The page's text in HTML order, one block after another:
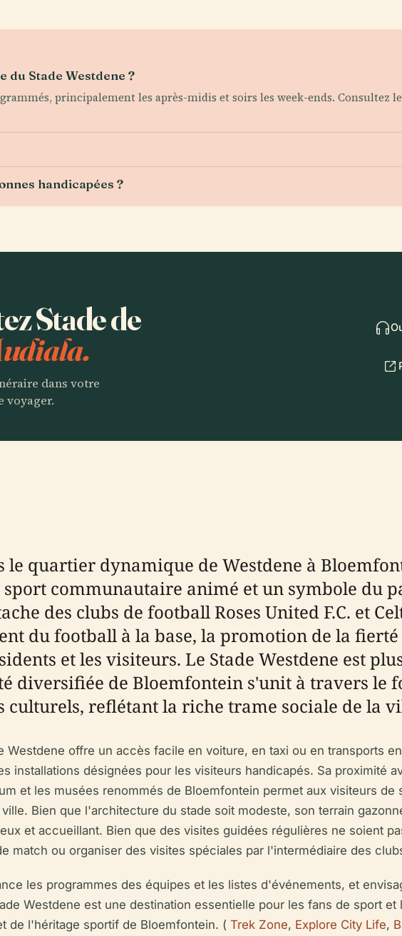
du Stade Westdene ?
principalement les après-midis et soirs les week-ends. Consultez
handicapées ?
Stade de
dans votre
voyager.
le quartier dynamique de Westdene à
sport communautaire animé et un symbole du
des clubs de football Roses United F.C. et
du football à la base, la promotion de la
et les visiteurs. Le Stade Westdene est
diversifiée de Bloemfontein s'unit à travers le
culturels, reflétant la riche trame sociale de la
Westdene offre un accès facile en voiture, en taxi ou en transports
installations désignées pour les visiteurs handicapés. Sa proximité
et les musées renommés de Bloemfontein permet aux visiteurs
Bien que l'architecture du stade soit modeste, son terrain
et accueillant. Bien que des visites guidées régulières ne soient
match ou organiser des visites spéciales par l'intermédiaire des
les programmes des équipes et les listes d'événements, et
Westdene est une destination essentielle pour les fans de sport
de l'héritage sportif de Bloemfontein. ( Trek Zone, Explore City Life,